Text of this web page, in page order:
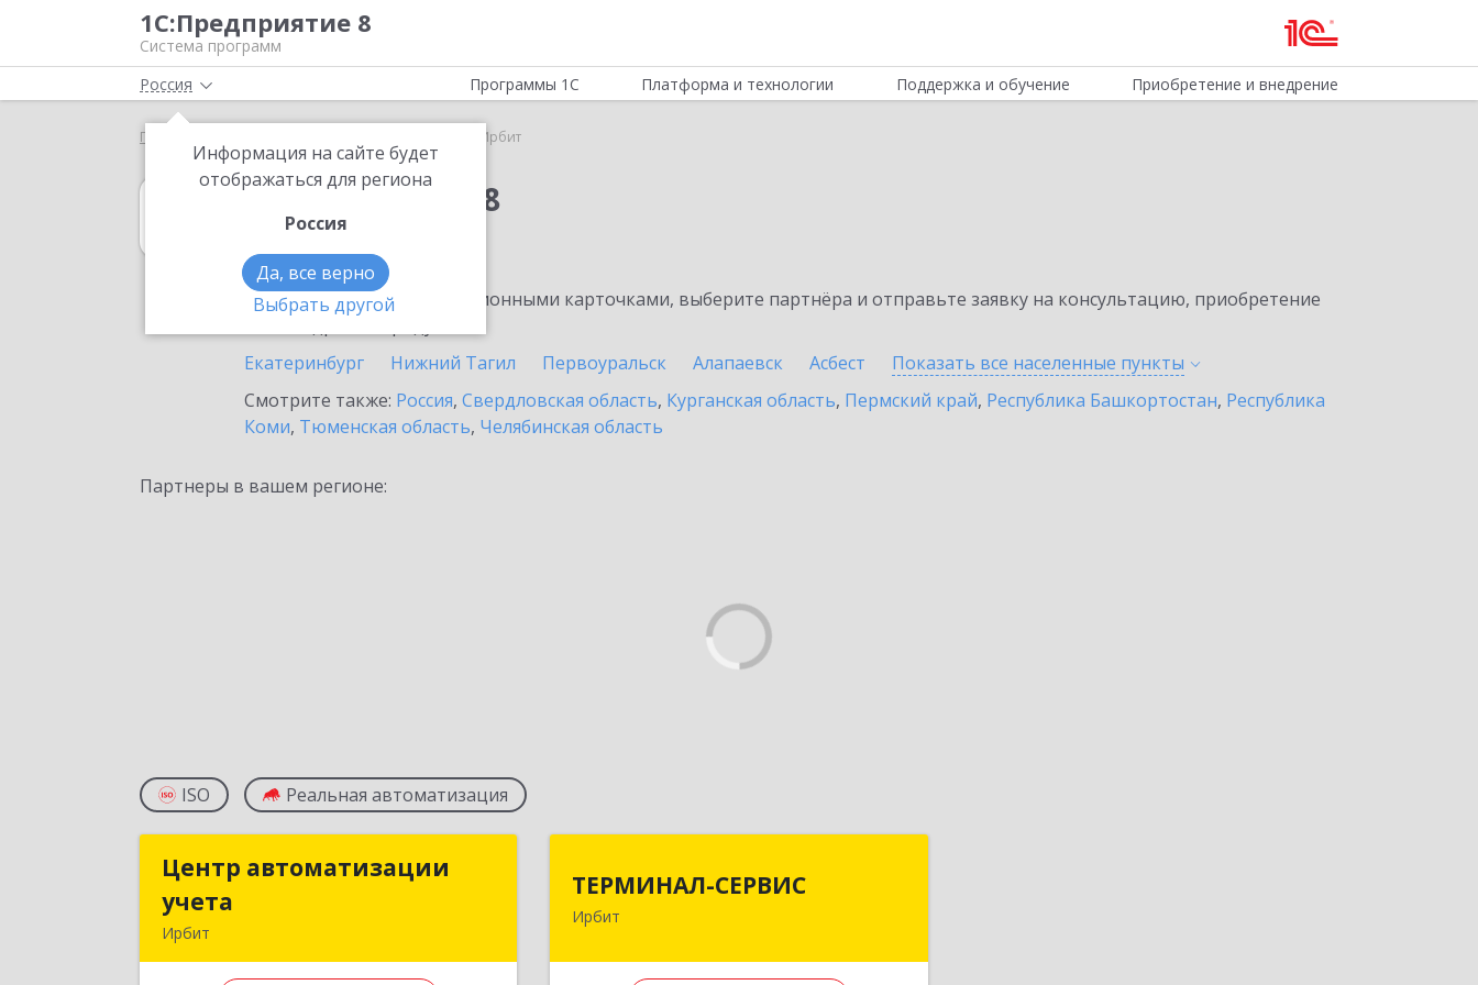
1С:Предприятие 8
Система программ
Россия
Информация на сайте будет
отображаться для региона
Россия
Да, все верно
Выбрать другой
Программы 1С Платформа и технологии Поддержка и обучение Приобретение и внедрение
Главная Ирбит
1С:Упрощенка 8
в Ирбите
Ознакомьтесь с информационными карточками, выберите партнёра и отправьте заявку на консультацию, приобретение
Екатеринбург
Нижний Тагил Первоуральск Алапаевск Асбест Показать все населенные пункты
Смотрите также: Россия, Свердловская область, Курганская область, Пермский край, Республика Башкортостан, Республика
Коми, Тюменская область, Челябинская область
Партнеры в вашем регионе:
ISO Реальная автоматизация
Центр автоматизации
учета
Ирбит
Центр автоматизации
ТЕРМИНАЛ-СЕРВИС
Ирбит623850, Свердловская обл, Ирбит г,